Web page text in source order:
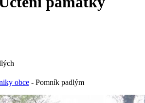
obce - Pomník padlým